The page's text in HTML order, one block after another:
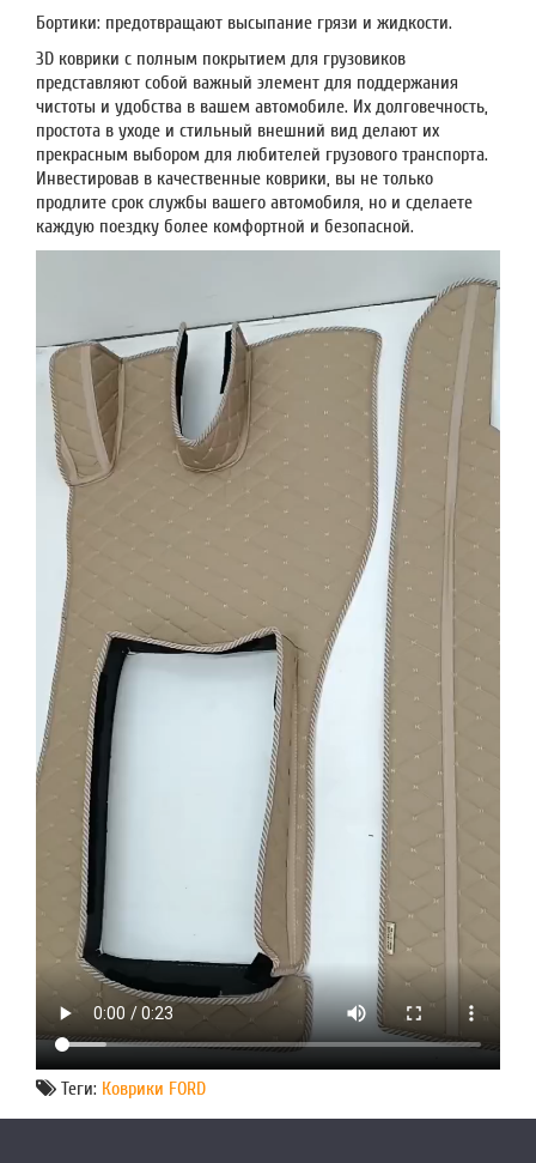
Бортики: предотвращают высыпание грязи и жидкости.
3D коврики с полным покрытием для грузовиков
представляют собой важный элемент для поддержания
чистоты и удобства в вашем автомобиле. Их долговечность,
простота в уходе и стильный внешний вид делают их
прекрасным выбором для любителей грузового транспорта.
Инвестировав в качественные коврики, вы не только
продлите срок службы вашего автомобиля, но и сделаете
каждую поездку более комфортной и безопасной.
Теги: Коврики FORD